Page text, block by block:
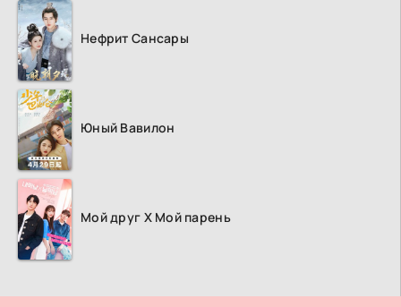
Нефрит Сансары
Юный Вавилон
Мой друг Х Мой парень